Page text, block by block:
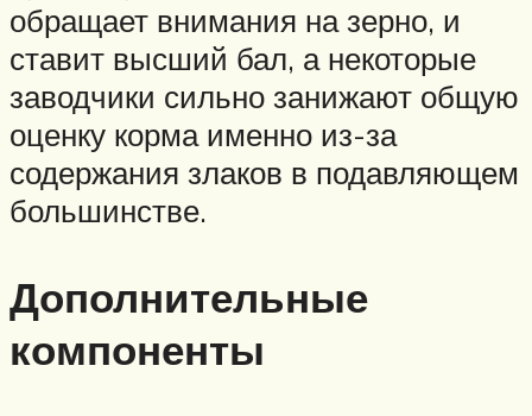
обращает внимания на зерно, и
ставит высший бал, а некоторые
заводчики сильно занижают общую
оценку корма именно из-за
содержания злаков в подавляющем
большинстве.
Дополнительные
компоненты